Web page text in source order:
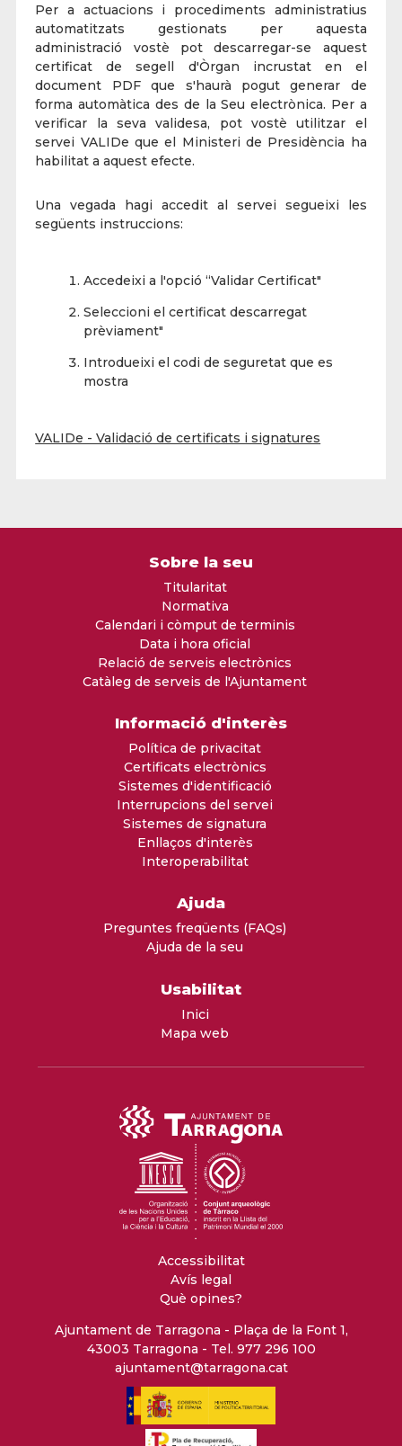
Per a actuacions i procediments administratius
automatitzats gestionats per aquesta
administració vostè pot descarregar-se aquest
certificat de segell d'Òrgan incrustat en el
document PDF que s'haurà pogut generar de
forma automàtica des de la Seu electrònica. Per a
verificar la seva validesa, pot vostè utilitzar el
servei VALIDe que el Ministeri de Presidència ha
habilitat a aquest efecte.
Una vegada hagi accedit al servei segueixi les
següents instruccions:
Accedeixi a l'opció “Validar Certificat"
Seleccioni el certificat descarregat
prèviament"
Introdueixi el codi de seguretat que es
mostra
VALIDe - Validació de certificats i signatures
Sobre la seu
Titularitat
Normativa
Calendari i còmput de terminis
Data i hora oficial
Relació de serveis electrònics
Catàleg de serveis de l'Ajuntament
Informació d'interès
Política de privacitat
Certificats electrònics
Sistemes d'identificació
Interrupcions del servei
Sistemes de signatura
Enllaços d'interès
Interoperabilitat
Ajuda
Preguntes freqüents (FAQs)
Ajuda de la seu
Usabilitat
Inici
Mapa web
Accessibilitat
Avís legal
Què opines?
Ajuntament de Tarragona - Plaça de la Font 1,
43003 Tarragona - Tel. 977 296 100
ajuntament@tarragona.cat